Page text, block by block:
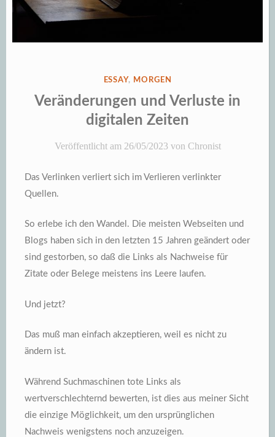
VERÖFFENTLICHT
ESSAY, MORGEN
Veränderungen und Verluste in
digitalen Zeiten
Veröffentlicht am 26/05/2023 von Chronist
Das Verlinken verliert sich im Verlieren verlinkter
Quellen.
So erlebe ich den Wandel. Die meisten Webseiten und
Blogs haben sich in den letzten 15 Jahren geändert oder
sind gestorben, so daß die Links als Nachweise für
Zitate oder Belege meistens ins Leere laufen.
Und jetzt?
Das muß man einfach akzeptieren, weil es nicht zu
ändern ist.
Während Suchmaschinen tote Links als
wertverschlechternd bewerten, ist dies aus meiner Sicht
die einzige Möglichkeit, um den ursprünglichen
Nachweis wenigstens noch anzuzeigen.